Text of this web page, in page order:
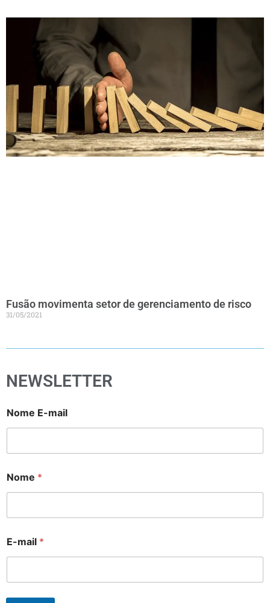
Fusão movimenta setor de gerenciamento de risco
31/05/2021
NEWSLETTER
Nome E-mail
Nome *
E-mail *